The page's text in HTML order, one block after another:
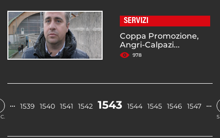
SERVIZI
Coppa Promozione,
Angri-Calpazi...
978
… 1539 1540 1541 1542 1543 1544 1545 1546 1547 …